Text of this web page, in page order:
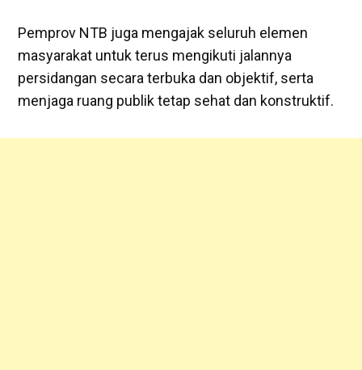
Pemprov NTB juga mengajak seluruh elemen
masyarakat untuk terus mengikuti jalannya
persidangan secara terbuka dan objektif, serta
menjaga ruang publik tetap sehat dan konstruktif.